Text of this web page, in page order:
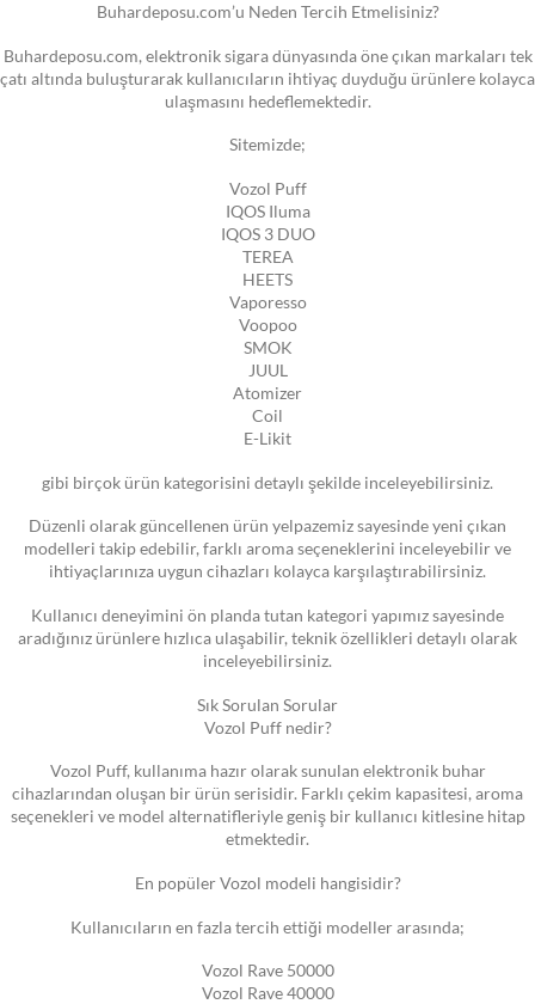
Buhardeposu.com’u Neden Tercih Etmelisiniz?
Buhardeposu.com, elektronik sigara dünyasında öne çıkan markaları tek
çatı altında buluşturarak kullanıcıların ihtiyaç duyduğu ürünlere kolayca
ulaşmasını hedeflemektedir.
Sitemizde;
Vozol Puff
IQOS Iluma
IQOS 3 DUO
TEREA
HEETS
Vaporesso
Voopoo
SMOK
JUUL
Atomizer
Coil
E-Likit
gibi birçok ürün kategorisini detaylı şekilde inceleyebilirsiniz.
Düzenli olarak güncellenen ürün yelpazemiz sayesinde yeni çıkan
modelleri takip edebilir, farklı aroma seçeneklerini inceleyebilir ve
ihtiyaçlarınıza uygun cihazları kolayca karşılaştırabilirsiniz.
Kullanıcı deneyimini ön planda tutan kategori yapımız sayesinde
aradığınız ürünlere hızlıca ulaşabilir, teknik özellikleri detaylı olarak
inceleyebilirsiniz.
Sık Sorulan Sorular
Vozol Puff nedir?
Vozol Puff, kullanıma hazır olarak sunulan elektronik buhar
cihazlarından oluşan bir ürün serisidir. Farklı çekim kapasitesi, aroma
seçenekleri ve model alternatifleriyle geniş bir kullanıcı kitlesine hitap
etmektedir.
En popüler Vozol modeli hangisidir?
Kullanıcıların en fazla tercih ettiği modeller arasında;
Vozol Rave 50000
Vozol Rave 40000